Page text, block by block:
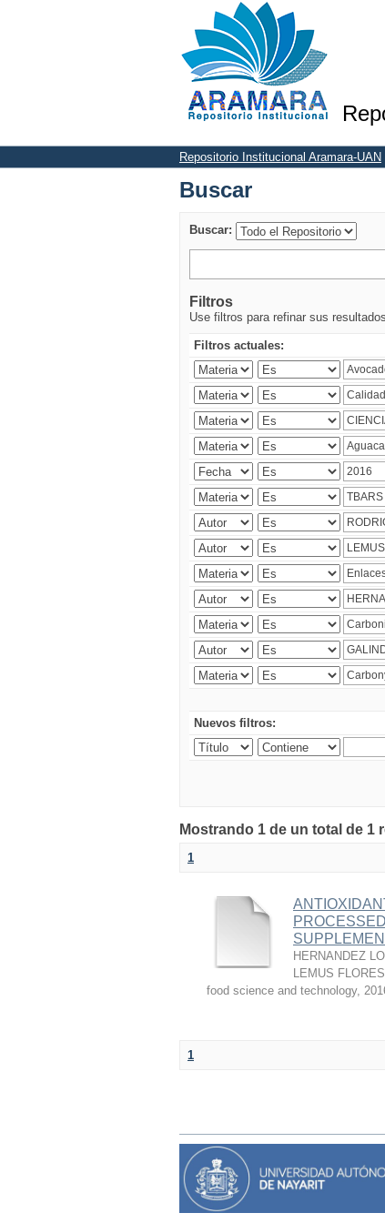
Buscar
Repositorio Institucional Aramara-UAN
Buscar
Buscar:
Filtros
Use filtros para refinar sus
Filtros actuales:
Nuevos filtros:
Mostrando 1 de un total de 1
1
HERNANDEZ
LEMUS
food science and technology,
1